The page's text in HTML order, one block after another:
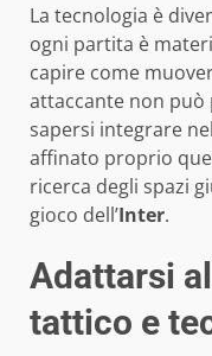
La tecnologia è
ogni partita è
capire come
attaccante non può
sapersi integrare
affinato proprio
ricerca degli spazi
gioco dell’Inter.
Adattarsi
tattico e